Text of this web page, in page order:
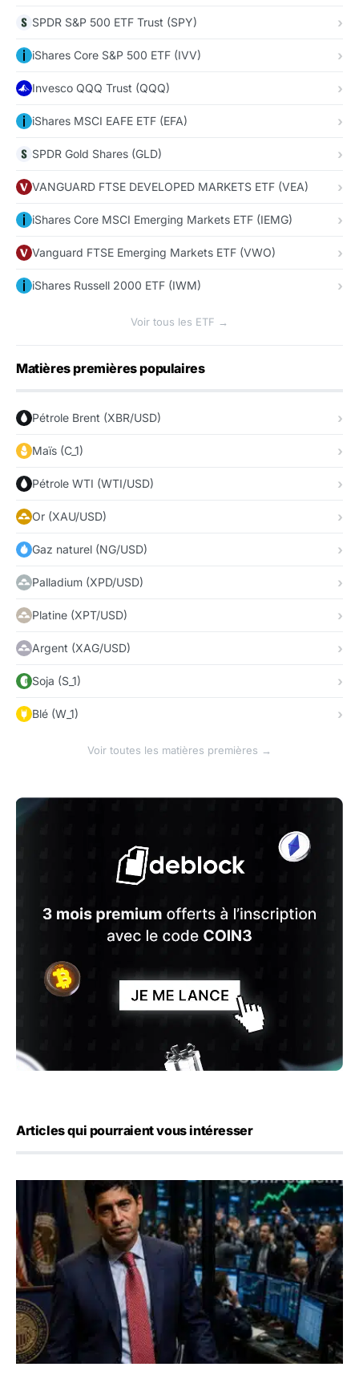
SPDR S&P 500 ETF Trust (SPY)
iShares Core S&P 500 ETF (IVV)
Invesco QQQ Trust (QQQ)
iShares MSCI EAFE ETF (EFA)
SPDR Gold Shares (GLD)
VANGUARD FTSE DEVELOPED MARKETS ETF (VEA)
iShares Core MSCI Emerging Markets ETF (IEMG)
Vanguard FTSE Emerging Markets ETF (VWO)
iShares Russell 2000 ETF (IWM)
Voir tous les ETF →
Matières premières populaires
Pétrole Brent (XBR/USD)
Maïs (C_1)
Pétrole WTI (WTI/USD)
Or (XAU/USD)
Gaz naturel (NG/USD)
Palladium (XPD/USD)
Platine (XPT/USD)
Argent (XAG/USD)
Soja (S_1)
Blé (W_1)
Voir toutes les matières premières →
Articles qui pourraient vous intéresser
Emploi américain : 23 000 postes détruits en juillet, les